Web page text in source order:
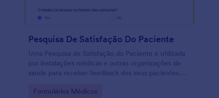
Pesquisa De Satisfação Do Paciente
Uma Pesquisa de Satisfação do Paciente é utilizada
por instalações médicas e outras organizações de
saúde para receber feedback dos seus pacientes.
coletar feedback importante de seus pacientes.
Go to Category:
Formulários Médicos